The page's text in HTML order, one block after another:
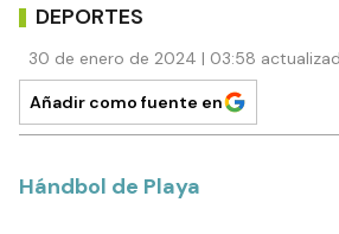
DEPORTES
30 de enero de 2024 | 03:58
Añadir como fuente en
Hándbol de Playa